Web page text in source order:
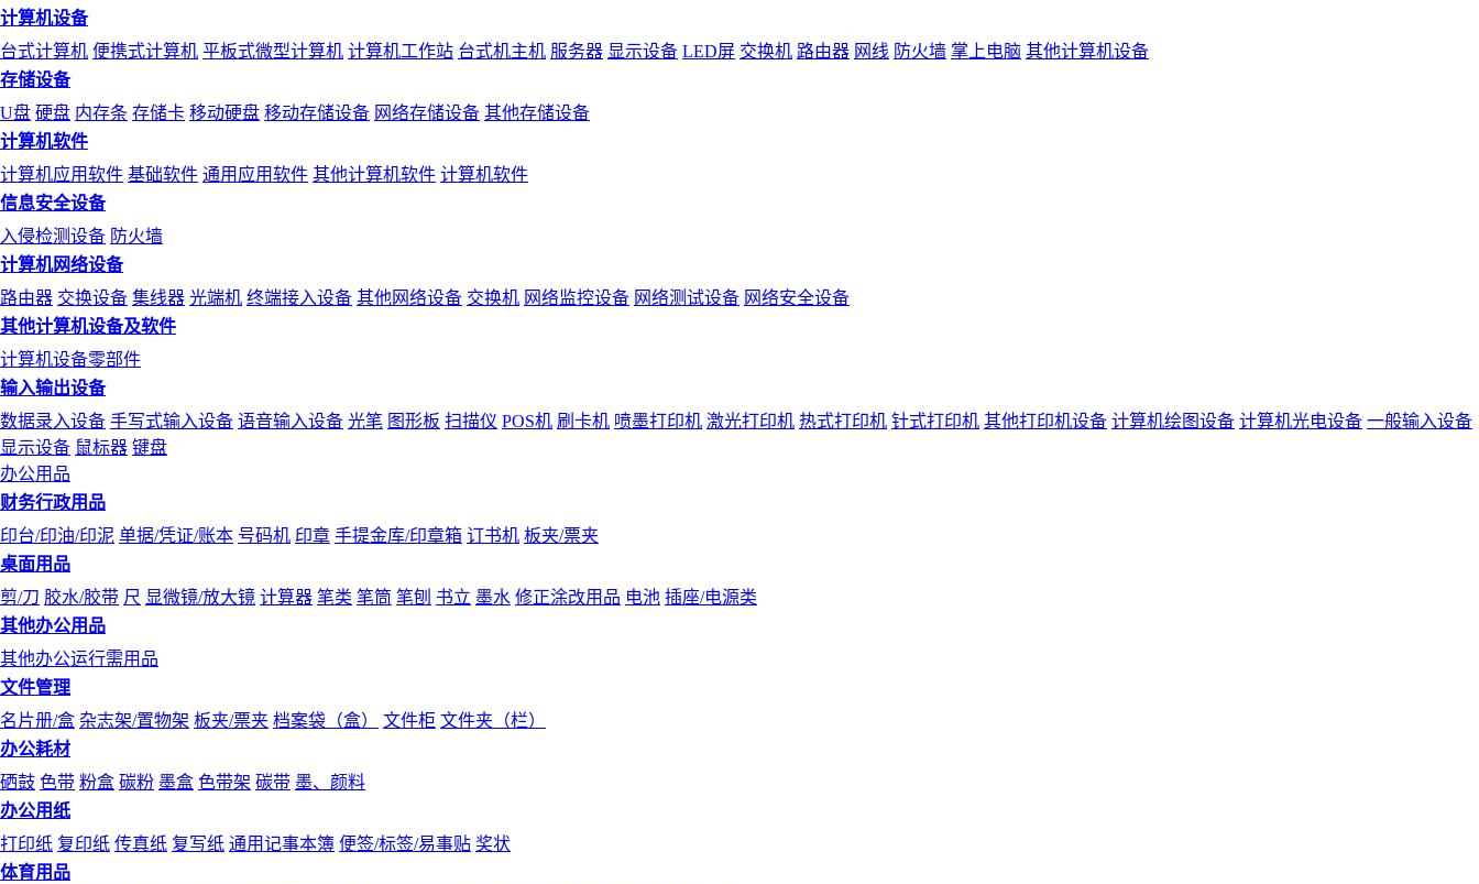
计算机设备
台式计算机 便携式计算机 平板式微型计算机 计算机工作站 台式机主机 服务器 显示设备 LED屏 交换机 路由器 网线 防火墙 掌上电脑 其他计算机设备
存储设备
U盘 硬盘 内存条 存储卡 移动硬盘 移动存储设备 网络存储设备 其他存储设备
计算机软件
计算机应用软件 基础软件 通用应用软件 其他计算机软件 计算机软件
信息安全设备
入侵检测设备 防火墙
计算机网络设备
路由器 交换设备 集线器 光端机 终端接入设备 其他网络设备 交换机 网络监控设备 网络测试设备 网络安全设备
其他计算机设备及软件
计算机设备零部件
输入输出设备
数据录入设备 手写式输入设备 语音输入设备 光笔 图形板 扫描仪 POS机 刷卡机 喷墨打印机 激光打印机 热式打印机 针式打印机 其他打印机设备 计算机绘图设备 计算机光电设备 一般输入设备
显示设备 鼠标器 键盘
办公用品
财务行政用品
印台/印油/印泥 单据/凭证/账本 号码机 印章 手提金库/印章箱 订书机 板夹/票夹
桌面用品
剪/刀 胶水/胶带 尺 显微镜/放大镜 计算器 笔类 笔筒 笔刨 书立 墨水 修正涂改用品 电池 插座/电源类
其他办公用品
其他办公运行需用品
文件管理
名片册/盒 杂志架/置物架 板夹/票夹 档案袋（盒） 文件柜 文件夹（栏）
办公耗材
硒鼓 色带 粉盒 碳粉 墨盒 色带架 碳带 墨、颜料
办公用纸
打印纸 复印纸 传真纸 复写纸 通用记事本簿 便签/标签/易事贴 奖状
体育用品